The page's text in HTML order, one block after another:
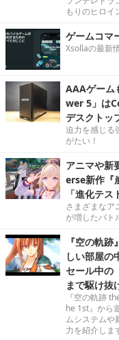
もりのヒロイ
ゲームコマ
Xsollaの最新
AAAゲーム
wer 5」は
デスクトッ
迫力を感じる
がたい！
アニマや新
erse新作『
「進化テス
さまざまなア
が増したバト
『空の軌
しい部屋の
セール中の
まで駆け抜
『空の軌跡
he 1st』から
ムシステムや
力を紹介しま